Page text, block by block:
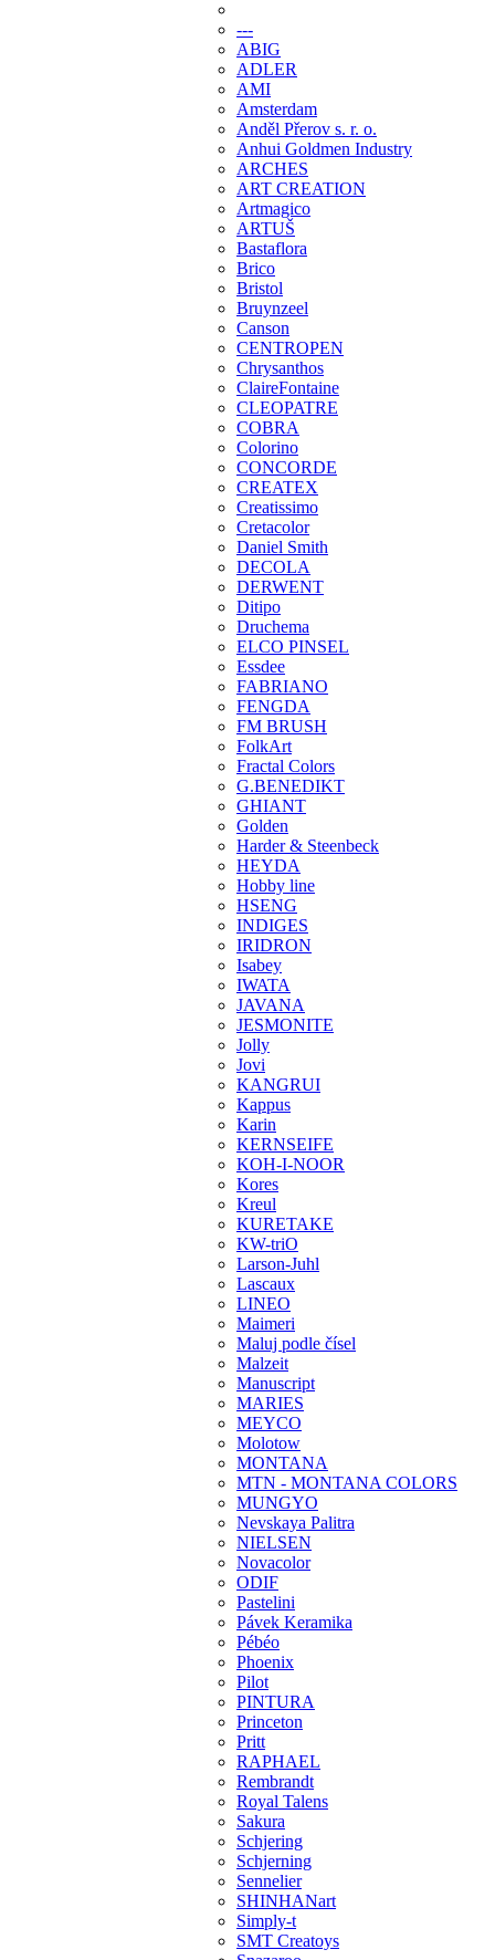
---
ABIG
ADLER
AMI
Amsterdam
Anděl Přerov s. r. o.
Anhui Goldmen Industry
ARCHES
ART CREATION
Artmagico
ARTUŠ
Bastaflora
Brico
Bristol
Bruynzeel
Canson
CENTROPEN
Chrysanthos
ClaireFontaine
CLEOPATRE
COBRA
Colorino
CONCORDE
CREATEX
Creatissimo
Cretacolor
Daniel Smith
DECOLA
DERWENT
Ditipo
Druchema
ELCO PINSEL
Essdee
FABRIANO
FENGDA
FM BRUSH
FolkArt
Fractal Colors
G.BENEDIKT
GHIANT
Golden
Harder & Steenbeck
HEYDA
Hobby line
HSENG
INDIGES
IRIDRON
Isabey
IWATA
JAVANA
JESMONITE
Jolly
Jovi
KANGRUI
Kappus
Karin
KERNSEIFE
KOH-I-NOOR
Kores
Kreul
KURETAKE
KW-triO
Larson-Juhl
Lascaux
LINEO
Maimeri
Maluj podle čísel
Malzeit
Manuscript
MARIES
MEYCO
Molotow
MONTANA
MTN - MONTANA COLORS
MUNGYO
Nevskaya Palitra
NIELSEN
Novacolor
ODIF
Pastelini
Pávek Keramika
Pébéo
Phoenix
Pilot
PINTURA
Princeton
Pritt
RAPHAEL
Rembrandt
Royal Talens
Sakura
Schjering
Schjerning
Sennelier
SHINHANart
Simply-t
SMT Creatoys